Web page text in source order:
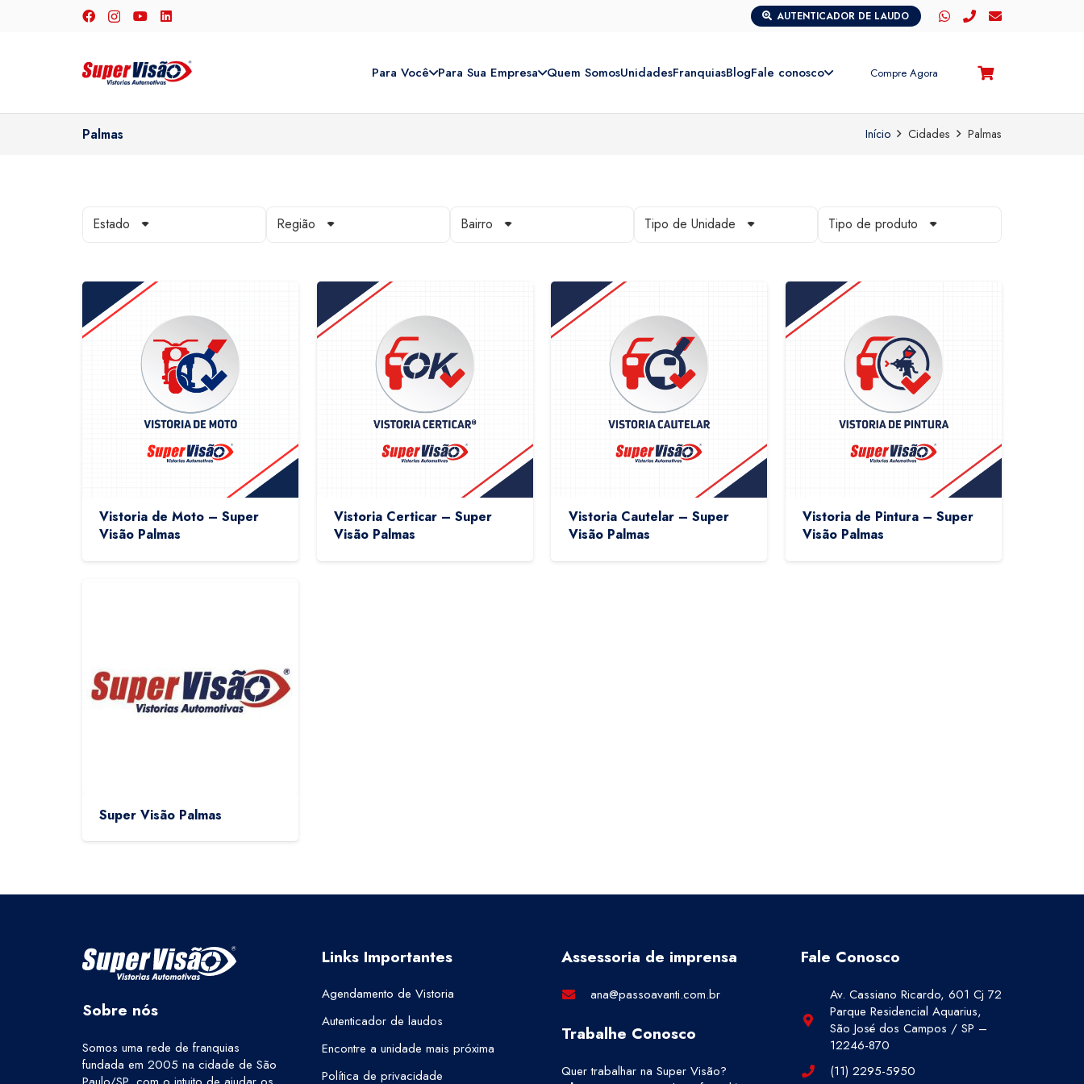
AUTENTICADOR DE LAUDO
Para Você Para Sua Empresa Quem SomosUnidadesFranquiasBlogFale conosco Compre Agora
Palmas Início Cidades Palmas
Estado Região Bairro Tipo de Unidade Tipo de produto
Vistoria de Moto – Super
Visão Palmas
Vistoria Certicar – Super
Visão Palmas
Vistoria Cautelar – Super
Visão Palmas
Vistoria de Pintura – Super
Visão Palmas
Super Visão Palmas
Sobre nós
Somos uma rede de franquias
fundada em 2005 na cidade de São
Links Importantes
Agendamento de Vistoria
Autenticador de laudos
Encontre a unidade mais próxima
Política de privacidade
Assessoria de imprensa
ana@passoavanti.com.br
Trabalhe Conosco
Quer trabalhar na Super Visão?
Fale Conosco
Av. Cassiano Ricardo, 601 Cj 72
Parque Residencial Aquarius,
São José dos Campos / SP –
12246-870
(11) 2295-5950